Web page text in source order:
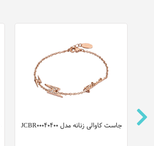
جاست کاوالی زنانه مدل JCBR00040400